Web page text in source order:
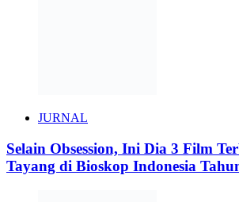
JURNAL
Selain Obsession, Ini Dia 3 Film
Tayang di Bioskop Indonesia